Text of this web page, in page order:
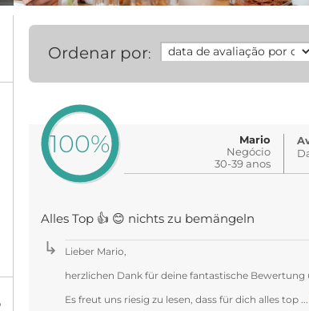
Ordenar por:
100%
Mario
Negócio
30-39 anos
Alles Top 👍 😊 nichts zu bemängeln
Lieber Mario,
herzlichen Dank für deine fantastische Bewertung
Es freut uns riesig zu lesen, dass für dich alles top ...